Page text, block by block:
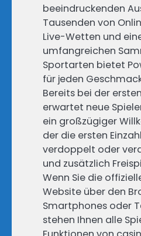
beeindruckenden
Tausenden von
Live-Wetten und
umfangreichen
Sportarten bietet
für jeden
Bereits bei der
erwartet neue
ein großzügiger
der die ersten
verdoppelt oder
und zusätzlich
Wenn Sie die
Website über den
Smartphones oder
stehen Ihnen alle